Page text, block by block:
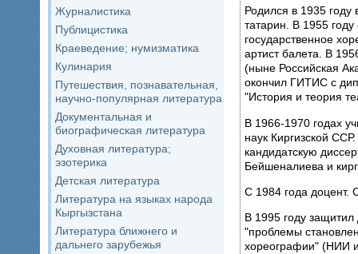
Журналистика
Публицистика
Краеведение; нумизматика
Кулинария
Путешествия, познавательная,
научно-популярная литература
Документальная и
биографическая литература
Духовная литература;
эзотерика
Детская литература
Литература на языках народа
Кыргызстана
Литература ближнего и
дальнего зарубежья
Родился в 1935
татарин. В 1955
государственное
артист балета. В
(ныне Российская
окончил ГИТИС с
"История и теория
В 1966-1970 годах
наук Киргизской
кандидатскую
Бейшеналиева и
С 1984 года доцент.
В 1995 году
"проблемы
хореографии" (НИИ